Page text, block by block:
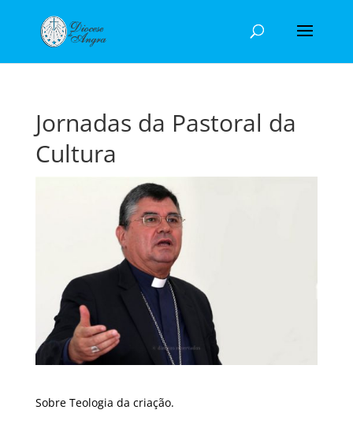
Jornadas da Pastoral da
Cultura
Sobre Teologia da criação.